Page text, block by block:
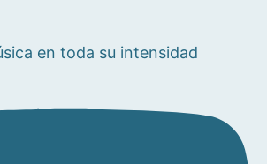
en toda su intensidad